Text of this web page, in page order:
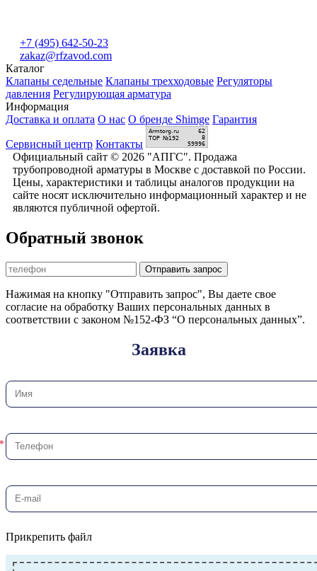
+7 (495) 642-50-23
zakaz@rfzavod.com
Каталог
Клапаны седельные Клапаны трехходовые Регуляторы
давления Регулирующая арматура
Информация
Доставка и оплата О нас О бренде Shimge Гарантия
Сервисный центр Контакты
Официальный сайт © 2026 "АПГС". Продажа
трубопроводной арматуры в Москве с доставкой по России.
Цены, характеристики и таблицы аналогов продукции на
сайте носят исключительно информационный характер и не
являются публичной офертой.
Обратный звонок
Отправить запрос
Нажимая на кнопку "Отправить запрос", Вы даете свое
согласие на обработку Ваших персональных данных в
соответствии с законом №152-ФЗ “О персональных данных”.
Заявка
Прикрепить файл